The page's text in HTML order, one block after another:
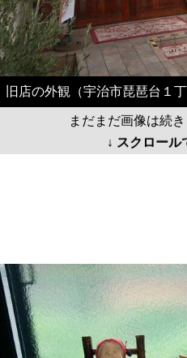
旧店の外観（宇治市琵琶台１丁
まだまだ画像は続
↓ スクロール